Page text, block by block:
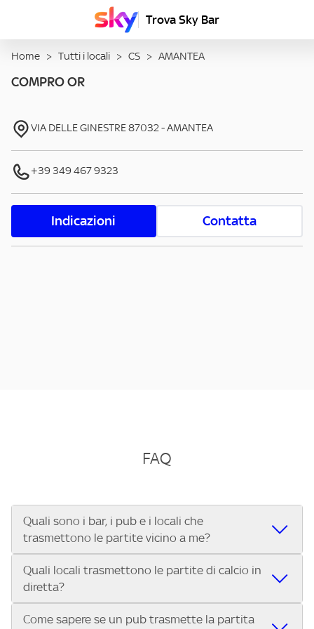
Trova Sky Bar
Home > Tutti i locali > CS > AMANTEA
COMPRO OR
VIA DELLE GINESTRE87032-AMANTEA
+39 349 467 9323
Indicazioni Contatta
FAQ
Quali sono i bar, i pub e i locali che
trasmettono le partite vicino a me?
Se cerchi un bar, pub, ristorante o locale vicino a te per
vedere le partite di Serie A ENILIVE, la Serie C Sky Wifi, la
UEFA Champions League, la UEFA Europa League, la UEFA
Conference League, il Tennis, la Formula 1®, la MotoGP™ e
Quali locali trasmettono le partite di calcio in
diretta?
Vuoi sapere quali bar, pub o ristoranti mostrano le partite
Come sapere se un pub trasmette la partita